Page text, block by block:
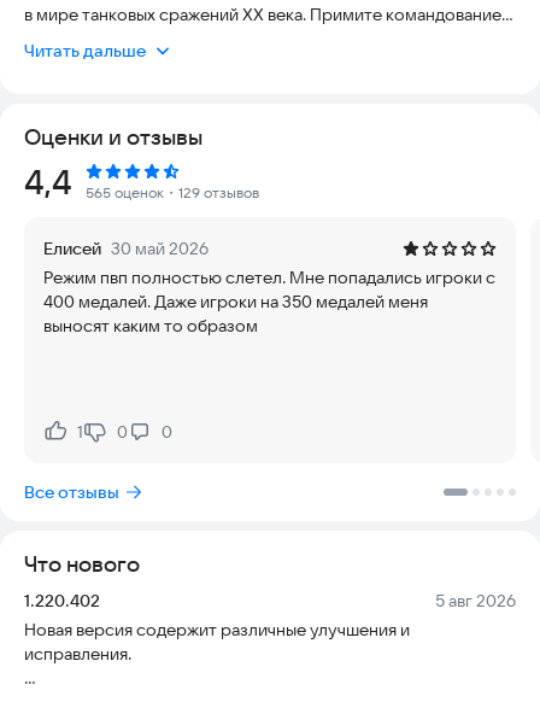
в мире танковых сражений XX века. Примите командование
сквозь череду военных операций! Управляйте взводом из
Возьмите в свой взвод до пяти танков, выбирайте из
множества реально существовавших боевых машин, у
каждой из них — своя военная стратегия на поле боя!
игровых режима:
Сюжетная кампания - одиночная компания из нескольких
миссий в режиме RTS стратегии. Пройдите все миссии,
Режим выживания - танковые войны с игроками по всему
миру онлайн в режиме PvP.
Прокачивайте свои танки и экипажи, добывайте чертежи
Ваш личный ангар вмещает отряд под любую тактику и стиль
проявите талант командира, бросив вызов другим игрокам в
режиме PVP.
Читать дальше
Оценки и отзывы
Рейтинг:
4,4 565 оценок ・129 отзывов
Елисей 30 май 2026
Режим пвп полностью слетел. Мне попадались игроки с
400 медалей. Даже игроки на 350 медалей меня
выносят каким то образом
Нравится:
1Не нравится:
0 0
Все отзывы
Что нового
Версия:
1.220.402 Дата:
5 авг 2026
Новая версия содержит различные улучшения и
исправления.